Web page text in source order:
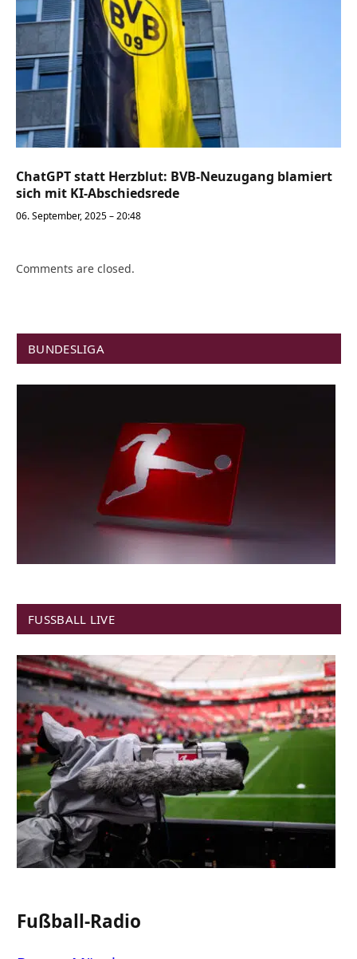
ChatGPT statt Herzblut: BVB-Neuzugang blamiert
sich mit KI-Abschiedsrede
06. September, 2025 – 20:48
Comments are closed.
BUNDESLIGA
FUSSBALL LIVE
Fußball-Radio